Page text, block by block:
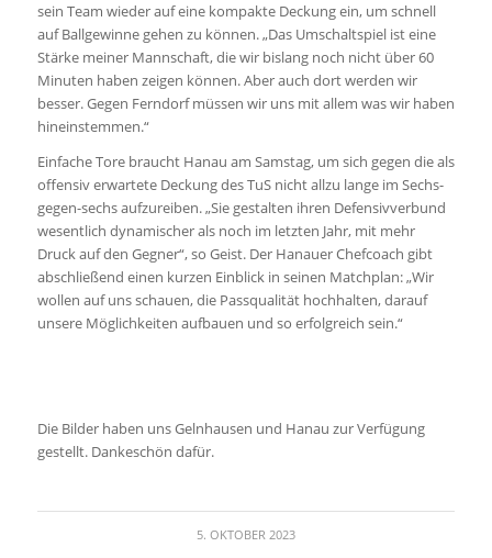
sein Team wieder auf eine kompakte Deckung ein, um schnell
auf Ballgewinne gehen zu können. „Das Umschaltspiel ist eine
Stärke meiner Mannschaft, die wir bislang noch nicht über 60
Minuten haben zeigen können. Aber auch dort werden wir
besser. Gegen Ferndorf müssen wir uns mit allem was wir haben
hineinstemmen.“
Einfache Tore braucht Hanau am Samstag, um sich gegen die als
offensiv erwartete Deckung des TuS nicht allzu lange im Sechs-
gegen-sechs aufzureiben. „Sie gestalten ihren Defensivverbund
wesentlich dynamischer als noch im letzten Jahr, mit mehr
Druck auf den Gegner“, so Geist. Der Hanauer Chefcoach gibt
abschließend einen kurzen Einblick in seinen Matchplan: „Wir
wollen auf uns schauen, die Passqualität hochhalten, darauf
unsere Möglichkeiten aufbauen und so erfolgreich sein.“
Die Bilder haben uns Gelnhausen und Hanau zur Verfügung
gestellt. Dankeschön dafür.
5. OKTOBER 2023